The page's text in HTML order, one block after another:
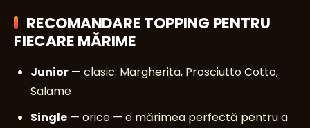
RECOMANDARE TOPPING PENTRU
FIECARE MĂRIME
Junior — clasic: Margherita, Prosciutto Cotto,
Salame
Single — orice — e mărimea perfectă pentru a